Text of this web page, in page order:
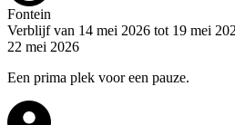
Fontein
Verblijf van 14 mei 2026 tot 19 mei
22 mei 2026
Een prima plek voor een pauze.